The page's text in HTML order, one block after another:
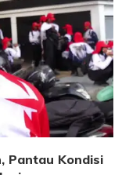
Pantau Kondisi